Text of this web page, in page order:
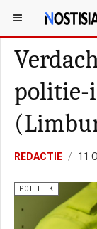
YOU ARE HERE:
politie-
REDACTIE 11
POLITIEK